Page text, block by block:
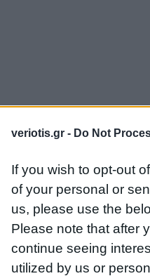
veriotis.gr - Do Not
If you wish to opt-out
of your personal or
us, please use the
Please note that after
continue seeing
utilized by us or